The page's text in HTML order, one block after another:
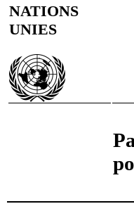
NATIONS
UNIES